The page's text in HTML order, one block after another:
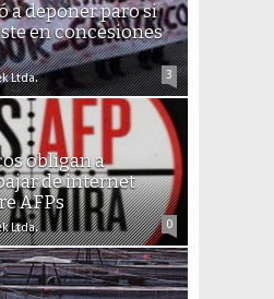
a deponer paro si
en concesiones
Ltda. 3
obligan a
de internet
AFPs
Ltda. 0